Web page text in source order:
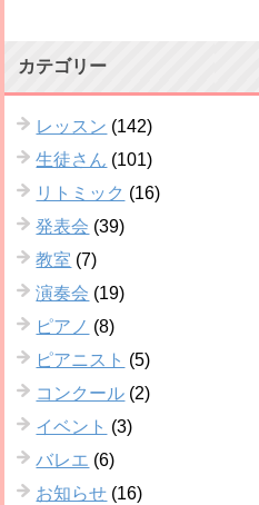
カテゴリー
レッスン (142)
生徒さん (101)
リトミック (16)
発表会 (39)
教室 (7)
演奏会 (19)
ピアノ (8)
ピアニスト (5)
コンクール (2)
イベント (3)
バレエ (6)
お知らせ (16)